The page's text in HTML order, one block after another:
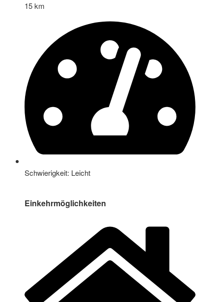
15 km
Schwierigkeit: Leicht
Einkehrmöglichkeiten